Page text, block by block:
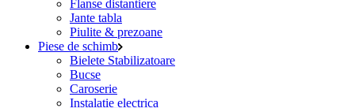
Flanse distantiere
Jante tabla
Piulite & prezoane
Piese de schimb
Bielete Stabilizatoare
Bucse
Caroserie
Instalatie electrica